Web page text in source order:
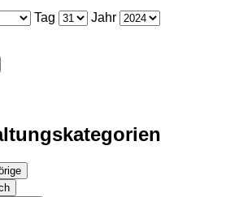
Tag Jahr